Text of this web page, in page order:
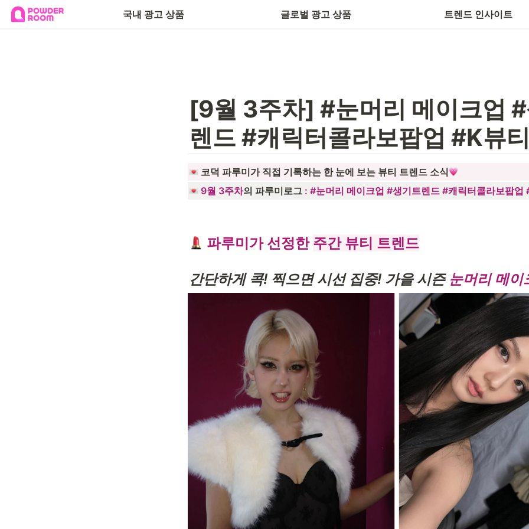
국내 광고 상품 글로벌 광고 상품 트렌드 인사이트
수출바우처
[9월 3주차] #눈머리 메이크업
렌드 #캐릭터콜라보팝업 #K뷰
코덕 파루미가 직접 기록하는 한 눈에 보는 뷰티 트렌드 소식
9월 3주차의 파루미로그 : #눈머리 메이크업 #생기트렌드 #캐릭터콜라보팝업
파루미가 선정한 주간 뷰티 트렌드
간단하게 콕! 찍으면 시선 집중! 가을 시즌 눈머리 메이